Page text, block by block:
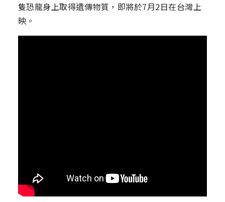
隻恐龍身上取得遺傳物質，即將於7月2日在台灣上
映。